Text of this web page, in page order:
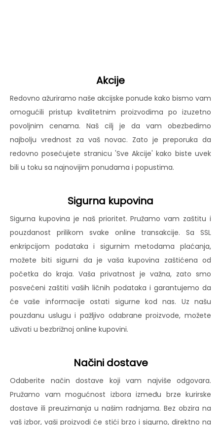
Akcije
Redovno ažuriramo naše akcijske ponude kako bismo vam
omogućili pristup kvalitetnim proizvodima po izuzetno
povoljnim cenama. Naš cilj je da vam obezbedimo
najbolju vrednost za vaš novac. Zato je preporuka da
redovno posećujete stranicu 'Sve Akcije' kako biste uvek
bili u toku sa najnovijim ponudama i popustima.
Sigurna kupovina
Sigurna kupovina je naš prioritet. Pružamo vam zaštitu i
pouzdanost prilikom svake online transakcije. Sa SSL
enkripcijom podataka i sigurnim metodama plaćanja,
možete biti sigurni da je vaša kupovina zaštićena od
početka do kraja. Vaša privatnost je važna, zato smo
posvećeni zaštiti vaših ličnih podataka i garantujemo da
će vaše informacije ostati sigurne kod nas. Uz našu
pouzdanu uslugu i pažljivo odabrane proizvode, možete
uživati u bezbrižnoj online kupovini.
Načini dostave
Odaberite način dostave koji vam najviše odgovara.
Pružamo vam mogućnost izbora između brze kurirske
dostave ili preuzimanja u našim radnjama. Bez obzira na
vaš izbor, vaši proizvodi će stići brzo i sigurno, direktno na